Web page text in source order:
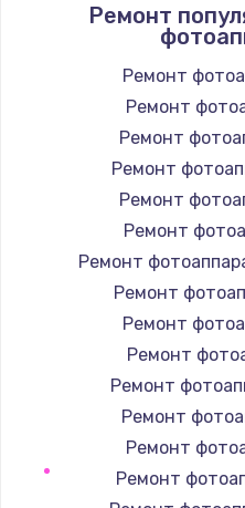
Замена / ремонт
Замена
Замена
Ремонт
Ремонт
Ремонт
Ремонт
Ремонт
Ремонт
Ремонт
Ремонт
Ремонт
Ремонт
Ремонт
Ремонт
Ремонт
Ремонт
Ремонт